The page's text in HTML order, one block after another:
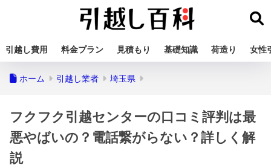
引越し費用 料金プラン 見積もり 基礎知識 荷造り 女性
ホーム 引越し業者 埼玉県
フクフク引越センターの口コミ評判は最
悪やばいの？電話繋がらない？詳しく解
説